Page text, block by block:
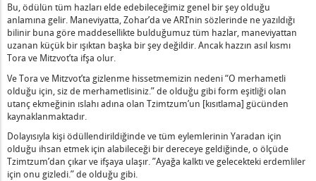
Yeryüzündeki Tüm Hayvanların Üzerinde Olacak
Tarafından Besleniyor – 1
Bir El – 1
Şeyleri – 1
Başlama
Bu, ödülün tüm hazları elde edebileceğimiz genel bir şey olduğu
anlamına gelir. Maneviyatta, Zohar’da ve ARI’nin sözlerinde ne yazıldığı
bilinir buna göre maddesellikte bulduğumuz tüm hazlar, maneviyattan
uzanan küçük bir ışıktan başka bir şey değildir. Ancak hazzın asıl kısmı
Tora ve Mitzvot’ta ifşa olur.
Ve Tora ve Mitzvot’ta gizlenme hissetmemizin nedeni “O merhametli
olduğu için, siz de merhametlisiniz.” de olduğu gibi form eşitliği olan
utanç ekmeğinin ıslahı adına olan Tzimtzum’un [kısıtlama] gücünden
kaynaklanmaktadır.
Dolayısıyla kişi ödüllendirildiğinde ve tüm eylemlerinin Yaradan için
olduğu ihsan etmek için alabileceği bir dereceye geldiğinde, o ölçüde
Tzimtzum’dan çıkar ve ifşaya ulaşır. ”Ayağa kalktı ve gelecekteki erdemliler
için onu gizledi.” de olduğu gibi.